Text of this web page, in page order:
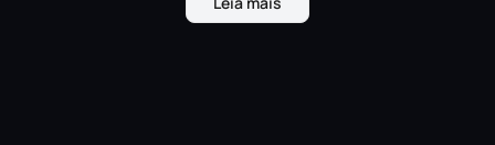
personagens através dos séculos! E, com os novos